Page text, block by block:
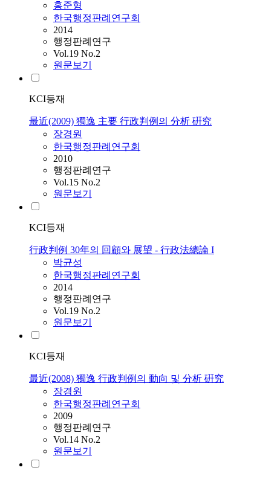
홍준형
한국행정판례연구회
2014
행정판례연구
Vol.19 No.2
원문보기
KCI등재
最近(2009) 獨逸 主要 行政判例의 分析 硏究
장경원
한국행정판례연구회
2010
행정판례연구
Vol.15 No.2
원문보기
KCI등재
行政判例 30年의 回顧와 展望 - 行政法總論 I
박균성
한국행정판례연구회
2014
행정판례연구
Vol.19 No.2
원문보기
KCI등재
最近(2008) 獨逸 行政判例의 動向 및 分析 硏究
장경원
한국행정판례연구회
2009
행정판례연구
Vol.14 No.2
원문보기